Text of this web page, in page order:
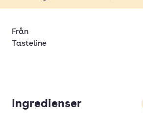
Från
Tasteline
Ingredienser